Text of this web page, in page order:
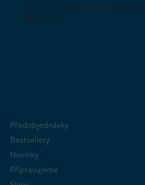
MŮŽETE PROZKOUMAT
NABÍDKU
Předobjednávky
Bestsellery
Novinky
Připravujeme